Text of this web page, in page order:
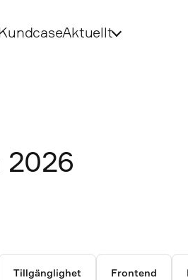
Aktuellt
Tillgänglighet Frontend